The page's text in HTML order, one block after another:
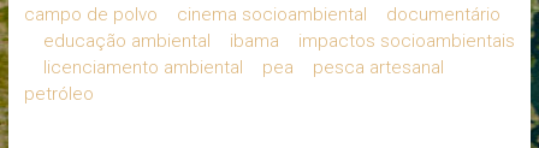
campo de polvo
cinema socioambiental
documentário
educação ambiental
ibama
impactos socioambientais
licenciamento ambiental
pea
pesca artesanal
petróleo